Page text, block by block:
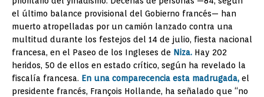
el último balance provisional del Gobierno francés— han
muerto atropelladas por un camión lanzado contra una
multitud durante los festejos del 14 de julio, fiesta nacional
francesa, en el Paseo de los Ingleses de Niza. Hay 202
heridos, 50 de ellos en estado crítico, según ha revelado la
fiscalía francesa. En una comparecencia esta madrugada, el
presidente francés, François Hollande, ha señalado que “no